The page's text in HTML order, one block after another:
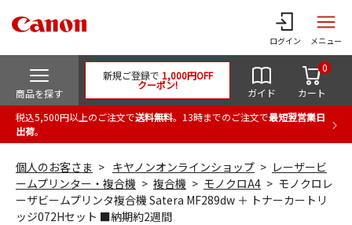
ログイン メニュー
商品を探す
新規ご登録で 1,000円OFF
クーポン!
ガイド カート
0
税込5,500円以上のご注文で送料無料。13時までのご注文で最短翌営業日
出荷。
個人のお客さま キヤノンオンラインショップ
レーザービ
ームプリンター・複合機
複合機 モノクロA4
モノクロレ
ーザビームプリンタ複合機 Satera MF289dw ＋ トナーカートリ
ッジ072Hセット ■納期約2週間